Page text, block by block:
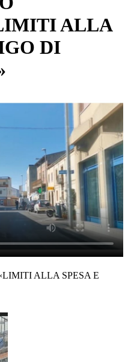
ALLA
DI
ALLA SPESA E